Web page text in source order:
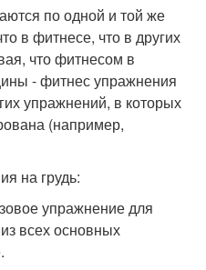
по одной и той же
в фитнесе, что в других
что фитнесом в
- фитнес упражнения
упражнений, в которых
(например,
на грудь:
упражнение для
всех основных